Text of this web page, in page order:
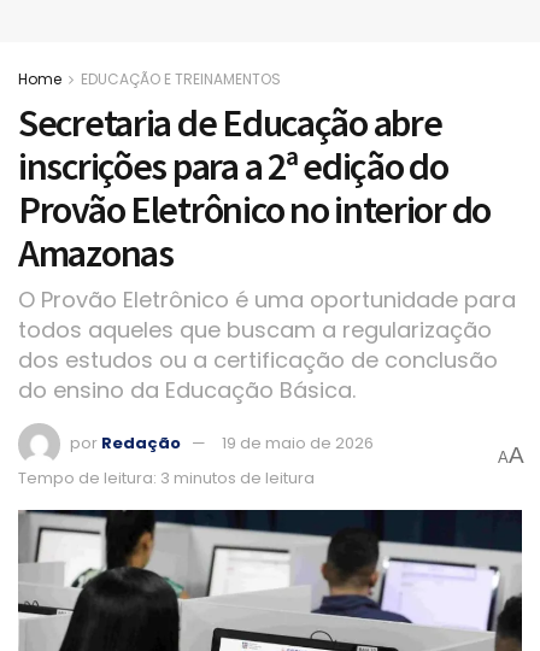
Home EDUCAÇÃO E TREINAMENTOS
Secretaria de Educação abre
inscrições para a 2ª edição do
Provão Eletrônico no interior do
Amazonas
O Provão Eletrônico é uma oportunidade para
todos aqueles que buscam a regularização
dos estudos ou a certificação de conclusão
do ensino da Educação Básica.
por Redação
19 de maio de 2026
Tempo de leitura: 3 minutos de leitura
AA